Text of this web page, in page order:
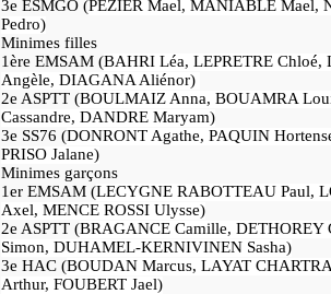
3e ESMGO (PEZIER Mael,MANIABLE Mael,
Pedro)
Minimes filles
1ère EMSAM (BAHRI Léa,LEPRETRE Chloé,
Angèle,DIAGANA Aliénor)
2e ASPTT (BOULMAIZ Anna,BOUAMRA
Cassandre,DANDRE Maryam)
3e SS76 (DONRONT Agathe, PAQUIN
PRISO Jalane)
Minimes garçons
1er EMSAM (LECYGNE RABOTTEAU Paul,
Axel,MENCE ROSSI Ulysse)
2e ASPTT (BRAGANCE Camille,DETHOREY
Simon,DUHAMEL-KERNIVINEN Sasha)
3e HAC (BOUDAN Marcus,LAYAT
Arthur,FOUBERT Jael)